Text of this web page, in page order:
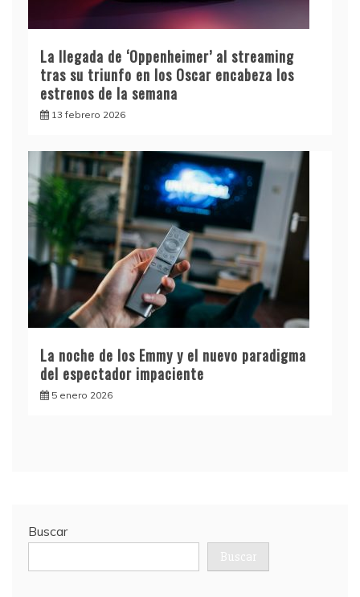
La llegada de ‘Oppenheimer’ al streaming
tras su triunfo en los Oscar encabeza los
estrenos de la semana
13 febrero 2026
La noche de los Emmy y el nuevo paradigma
del espectador impaciente
5 enero 2026
Buscar
Buscar